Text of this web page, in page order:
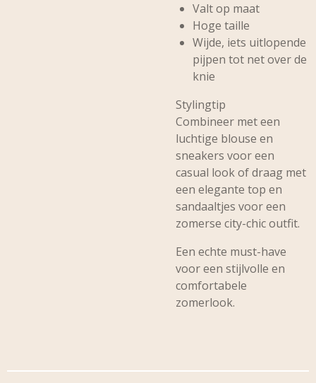
Valt op maat
Hoge taille
Wijde, iets uitlopende
pijpen tot net over de
knie
Stylingtip
Combineer met een
luchtige blouse en
sneakers voor een
casual look of draag met
een elegante top en
sandaaltjes voor een
zomerse city-chic outfit.
Een echte must-have
voor een stijlvolle en
comfortabele
zomerlook.